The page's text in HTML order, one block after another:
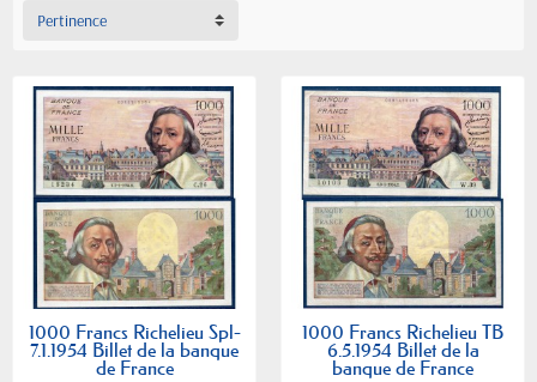
Pertinence
1000 Francs Richelieu Spl-
7.1.1954 Billet de la banque
de France
1000 Francs Richelieu TB
6.5.1954 Billet de la
banque de France